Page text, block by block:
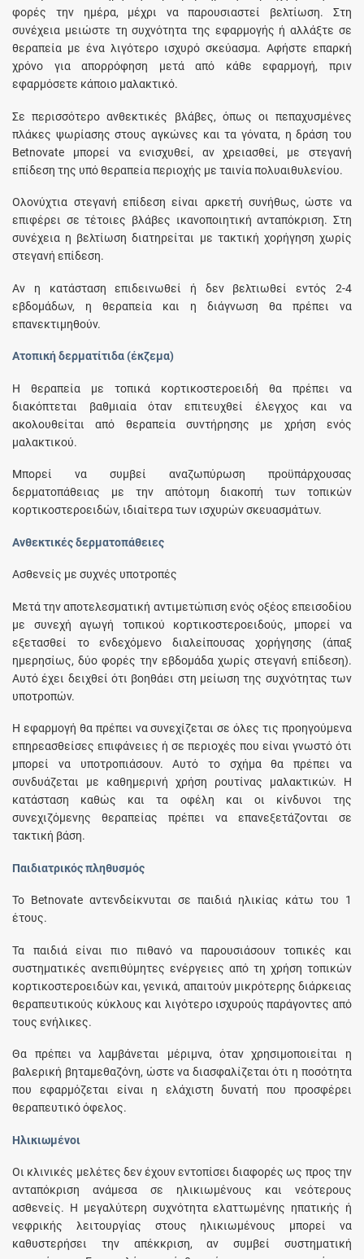
φορές την ημέρα, μέχρι να παρουσιαστεί βελτίωση. Στη
συνέχεια μειώστε τη συχνότητα της εφαρμογής ή αλλάξτε σε
θεραπεία με ένα λιγότερο ισχυρό σκεύασμα. Αφήστε επαρκή
χρόνο για απορρόφηση μετά από κάθε εφαρμογή, πριν
εφαρμόσετε κάποιο μαλακτικό.
Σε περισσότερο ανθεκτικές βλάβες, όπως οι πεπαχυσμένες
πλάκες ψωρίασης στους αγκώνες και τα γόνατα, η δράση του
Betnovate μπορεί να ενισχυθεί, αν χρειασθεί, με στεγανή
επίδεση της υπό θεραπεία περιοχής με ταινία πολυαιθυλενίου.
Ολονύχτια στεγανή επίδεση είναι αρκετή συνήθως, ώστε να
επιφέρει σε τέτοιες βλάβες ικανοποιητική ανταπόκριση. Στη
συνέχεια η βελτίωση διατηρείται με τακτική χορήγηση χωρίς
στεγανή επίδεση.
Αν η κατάσταση επιδεινωθεί ή δεν βελτιωθεί εντός 2-4
εβδομάδων, η θεραπεία και η διάγνωση θα πρέπει να
επανεκτιμηθούν.
Ατοπική δερματίτιδα (έκζεμα)
Η θεραπεία με τοπικά κορτικοστεροειδή θα πρέπει να
διακόπτεται βαθμιαία όταν επιτευχθεί έλεγχος και να
ακολουθείται από θεραπεία συντήρησης με χρήση ενός
μαλακτικού.
Μπορεί να συμβεί αναζωπύρωση προϋπάρχουσας
δερματοπάθειας με την απότομη διακοπή των τοπικών
κορτικοστεροειδών, ιδιαίτερα των ισχυρών σκευασμάτων.
Ανθεκτικές δερματοπάθειες
Ασθενείς με συχνές υποτροπές
Μετά την αποτελεσματική αντιμετώπιση ενός οξέος επεισοδίου
με συνεχή αγωγή τοπικού κορτικοστεροειδούς, μπορεί να
εξετασθεί το ενδεχόμενο διαλείπουσας χορήγησης (άπαξ
ημερησίως, δύο φορές την εβδομάδα χωρίς στεγανή επίδεση).
Αυτό έχει δειχθεί ότι βοηθάει στη μείωση της συχνότητας των
υποτροπών.
Η εφαρμογή θα πρέπει να συνεχίζεται σε όλες τις προηγούμενα
επηρεασθείσες επιφάνειες ή σε περιοχές που είναι γνωστό ότι
μπορεί να υποτροπιάσουν. Αυτό το σχήμα θα πρέπει να
συνδυάζεται με καθημερινή χρήση ρουτίνας μαλακτικών. Η
κατάσταση καθώς και τα οφέλη και οι κίνδυνοι της
συνεχιζόμενης θεραπείας πρέπει να επανεξετάζονται σε
τακτική βάση.
Παιδιατρικός πληθυσμός
Το Betnovate αντενδείκνυται σε παιδιά ηλικίας κάτω του 1
έτους.
Τα παιδιά είναι πιο πιθανό να παρουσιάσουν τοπικές και
συστηματικές ανεπιθύμητες ενέργειες από τη χρήση τοπικών
κορτικοστεροειδών και, γενικά, απαιτούν μικρότερης διάρκειας
θεραπευτικούς κύκλους και λιγότερο ισχυρούς παράγοντες από
τους ενήλικες.
Θα πρέπει να λαμβάνεται μέριμνα, όταν χρησιμοποιείται η
βαλερική βηταμεθαζόνη, ώστε να διασφαλίζεται ότι η ποσότητα
που εφαρμόζεται είναι η ελάχιστη δυνατή που προσφέρει
θεραπευτικό όφελος.
Ηλικιωμένοι
Οι κλινικές μελέτες δεν έχουν εντοπίσει διαφορές ως προς την
ανταπόκριση ανάμεσα σε ηλικιωμένους και νεότερους
ασθενείς. Η μεγαλύτερη συχνότητα ελαττωμένης ηπατικής ή
νεφρικής λειτουργίας στους ηλικιωμένους μπορεί να
καθυστερήσει την απέκκριση, αν συμβεί συστηματική